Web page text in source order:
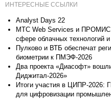
ИНТЕРЕСНЫЕ ССЫЛКИ
Analyst Days 22
МТС Web Services и ПРОМИС
сфере облачных технологий
Пулково и ВТБ обеспечат
биометрии к ПМЭФ-2026
Два проекта «Диасофт»
Диджитал-2026»
Итоги участия в ЦИПР-2026:
для цифровизации